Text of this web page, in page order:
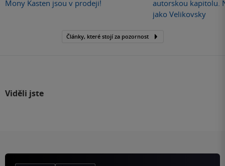
Mony Kasten jsou v prodeji!
autorskou kapitolu.
jako Velikovsky
Články, které stojí za pozornost
Viděli jste